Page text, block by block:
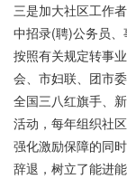
三是加大社区工作
中招录(聘)公务员、
按照有关规定转事
会、市妇联、团市
全国三八红旗手、
活动，每年组织社
强化激励保障的同
辞退，树立了能进